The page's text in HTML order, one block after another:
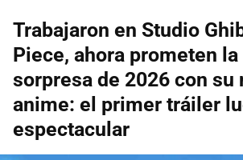
Trabajaron en Studio
Piece, ahora prometen la
sorpresa de 2026 con su
anime: el primer tráiler
espectacular